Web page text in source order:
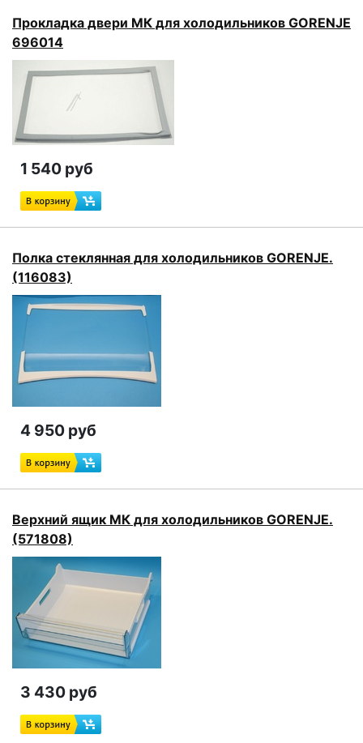
Прокладка двери МК для холодильников GORENJE
696014
1 540 руб
Полка стеклянная для холодильников GORENJE.
(116083)
4 950 руб
Верхний ящик МК для холодильников GORENJE.
(571808)
3 430 руб